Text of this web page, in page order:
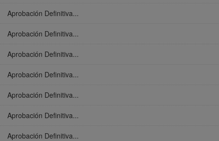
Aprobación Definitiva...
Aprobación Definitiva...
Aprobación Definitiva...
Aprobación Definitiva...
Aprobación Definitiva...
Aprobación Definitiva...
Aprobación Definitiva...